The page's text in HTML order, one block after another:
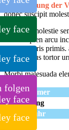
folgen
Beschreibung der
donec suscipit
Ut molestie
sapien arcu
mauris primis.
metus tortor
Morbi malesuada
Kursnummer
Kursleitung
Kursgebühr
Beginn